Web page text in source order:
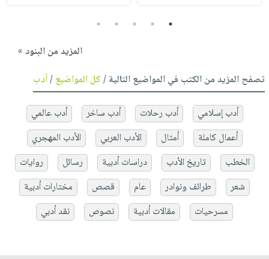
1
2
3
4
5
المزيد من البنود »
تصفح المزيد من الكتب في المواضيع التالية /كل المواضيع/أدب
أدب إسلامي أدب رحلات أدب ساخر
أدب عالمي
أعمال كاملة
أمثال الأدب العربي
الأدب المهجري
الخطب
تاريخ الأدب دراسات أدبية رسائل
روايات
شعر
طرائف ونوادر عام قصص
مختارات أدبية
مسرحيات
مقالات أدبية نصوص نقد أدبي